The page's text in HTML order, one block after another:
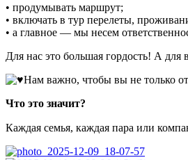
• продумывать маршрут;
• включать в тур перелеты,
• а главное — мы несем
Для нас это большая гордость! А для
Нам важно, чтобы вы не только
Что это значит?
Каждая семья, каждая пара или